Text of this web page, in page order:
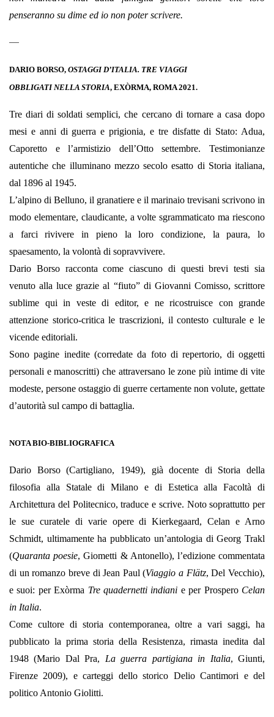
penseranno su dime ed io non poter scrivere.
—
DARIO BORSO, OSTAGGI D’ITALIA. TRE VIAGGI
OBBLIGATI NELLA STORIA, EXÒRMA, ROMA 2021.
Tre diari di soldati semplici, che cercano di tornare a casa dopo
mesi e anni di guerra e prigionia, e tre disfatte di Stato: Adua,
Caporetto e l’armistizio dell’Otto settembre. Testimonianze
autentiche che illuminano mezzo secolo esatto di Storia italiana,
dal 1896 al 1945.
L’alpino di Belluno, il granatiere e il marinaio trevisani scrivono in
modo elementare, claudicante, a volte sgrammaticato ma riescono
a farci rivivere in pieno la loro condizione, la paura, lo
spaesamento, la volontà di sopravvivere.
Dario Borso racconta come ciascuno di questi brevi testi sia
venuto alla luce grazie al “fiuto” di Giovanni Comisso, scrittore
sublime qui in veste di editor, e ne ricostruisce con grande
attenzione storico-critica le trascrizioni, il contesto culturale e le
vicende editoriali.
Sono pagine inedite (corredate da foto di repertorio, di oggetti
personali e manoscritti) che attraversano le zone più intime di vite
modeste, persone ostaggio di guerre certamente non volute, gettate
d’autorità sul campo di battaglia.
NOTA BIO-BIBLIOGRAFICA
Dario Borso (Cartigliano, 1949), già docente di Storia della
filosofia alla Statale di Milano e di Estetica alla Facoltà di
Architettura del Politecnico, traduce e scrive. Noto soprattutto per
le sue curatele di varie opere di Kierkegaard, Celan e Arno
Schmidt, ultimamente ha pubblicato un’antologia di Georg Trakl
(Quaranta poesie, Giometti & Antonello), l’edizione commentata
di un romanzo breve di Jean Paul (Viaggio a Flätz, Del Vecchio),
e suoi: per Exòrma Tre quadernetti indiani e per Prospero Celan
in Italia.
Come cultore di storia contemporanea, oltre a vari saggi, ha
pubblicato la prima storia della Resistenza, rimasta inedita dal
1948 (Mario Dal Pra, La guerra partigiana in Italia, Giunti,
Firenze 2009), e carteggi dello storico Delio Cantimori e del
politico Antonio Giolitti.